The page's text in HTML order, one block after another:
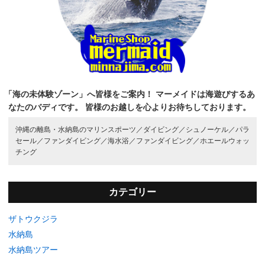
「海の未体験ゾーン」へ皆様をご案内！
マーメイドは海遊びするあ
なたのバディです。
皆様のお越しを心よりお待ちしております。
沖縄の離島・水納島のマリンスポーツ／ ダイビング／ シュノーケル／パラ
セール／ ファンダイビング／海水浴／ ファンダイビング／ホエールウォッ
チング
カテゴリー
ザトウクジラ
水納島
水納島ツアー